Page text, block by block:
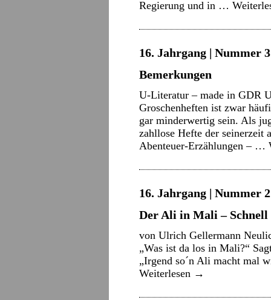
Regierung und in …
16. Jahrgang | Nummer
Bemerkungen
U-Literatur – made in GDR
Groschenheften ist zwar
gar minderwertig sein. Als
zahllose Hefte der seinerzeit
Abenteuer-Erzählungen – …
16. Jahrgang | Nummer
Der Ali in Mali –
von Ulrich Gellermann
„Was ist da los in Mali?“
„Irgend so´n Ali macht mal
Weiterlesen →